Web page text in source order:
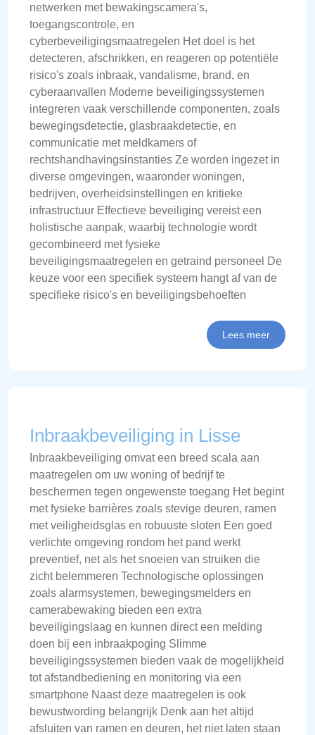
netwerken met bewakingscamera's,
toegangscontrole, en
cyberbeveiligingsmaatregelen Het doel is het
detecteren, afschrikken, en reageren op potentiële
risico's zoals inbraak, vandalisme, brand, en
cyberaanvallen Moderne beveiligingssystemen
integreren vaak verschillende componenten, zoals
bewegingsdetectie, glasbraakdetectie, en
communicatie met meldkamers of
rechtshandhavingsinstanties Ze worden ingezet in
diverse omgevingen, waaronder woningen,
bedrijven, overheidsinstellingen en kritieke
infrastructuur Effectieve beveiliging vereist een
holistische aanpak, waarbij technologie wordt
gecombineerd met fysieke
beveiligingsmaatregelen en getraind personeel De
keuze voor een specifiek systeem hangt af van de
specifieke risico's en beveiligingsbehoeften
Lees meer
Inbraakbeveiliging in Lisse
Inbraakbeveiliging omvat een breed scala aan
maatregelen om uw woning of bedrijf te
beschermen tegen ongewenste toegang Het begint
met fysieke barrières zoals stevige deuren, ramen
met veiligheidsglas en robuuste sloten Een goed
verlichte omgeving rondom het pand werkt
preventief, net als het snoeien van struiken die
zicht belemmeren Technologische oplossingen
zoals alarmsystemen, bewegingsmelders en
camerabewaking bieden een extra
beveiligingslaag en kunnen direct een melding
doen bij een inbraakpoging Slimme
beveiligingssystemen bieden vaak de mogelijkheid
tot afstandbediening en monitoring via een
smartphone Naast deze maatregelen is ook
bewustwording belangrijk Denk aan het altijd
afsluiten van ramen en deuren, het niet laten staan